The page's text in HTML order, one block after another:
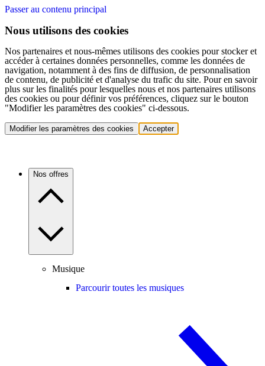
Passer au contenu principal
Nous utilisons des cookies
Nos partenaires et nous-mêmes utilisons des cookies pour stocker et
accéder à certaines données personnelles, comme les données de
navigation, notamment à des fins de diffusion, de personnalisation
de contenu, de publicité et d'analyse du trafic du site. Pour en savoir
plus sur les finalités pour lesquelles nous et nos partenaires utilisons
des cookies ou pour définir vos préférences, cliquez sur le bouton
"Modifier les paramètres des cookies" ci-dessous.
Modifier les paramètres des cookies Accepter
Nos offres
Musique
Parcourir toutes les musiques